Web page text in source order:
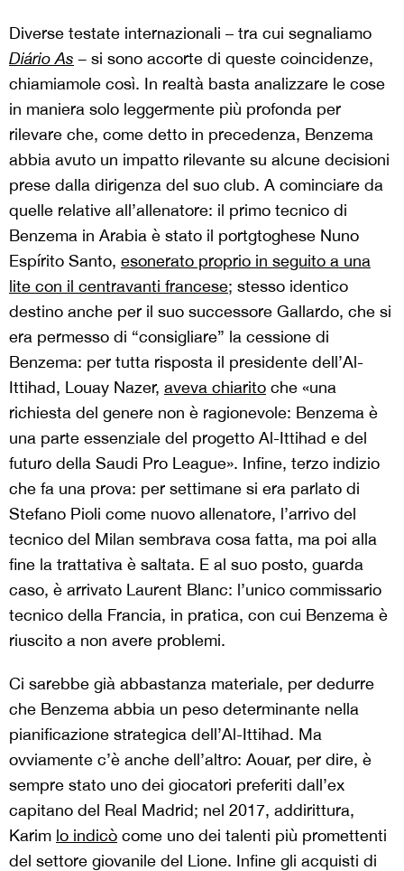
Diverse testate internazionali – tra cui segnaliamo
Diário As – si sono accorte di queste coincidenze,
chiamiamole così. In realtà basta analizzare le cose
in maniera solo leggermente più profonda per
rilevare che, come detto in precedenza, Benzema
abbia avuto un impatto rilevante su alcune decisioni
prese dalla dirigenza del suo club. A cominciare da
quelle relative all’allenatore: il primo tecnico di
Benzema in Arabia è stato il portgtoghese Nuno
Espírito Santo, esonerato proprio in seguito a una
lite con il centravanti francese; stesso identico
destino anche per il suo successore Gallardo, che si
era permesso di “consigliare” la cessione di
Benzema: per tutta risposta il presidente dell’Al-
Ittihad, Louay Nazer, aveva chiarito che «una
richiesta del genere non è ragionevole: Benzema è
una parte essenziale del progetto Al-Ittihad e del
futuro della Saudi Pro League». Infine, terzo indizio
che fa una prova: per settimane si era parlato di
Stefano Pioli come nuovo allenatore, l’arrivo del
tecnico del Milan sembrava cosa fatta, ma poi alla
fine la trattativa è saltata. E al suo posto, guarda
caso, è arrivato Laurent Blanc: l’unico commissario
tecnico della Francia, in pratica, con cui Benzema è
riuscito a non avere problemi.
Ci sarebbe già abbastanza materiale, per dedurre
che Benzema abbia un peso determinante nella
pianificazione strategica dell’Al-Ittihad. Ma
ovviamente c’è anche dell’altro: Aouar, per dire, è
sempre stato uno dei giocatori preferiti dall’ex
capitano del Real Madrid; nel 2017, addirittura,
Karim lo indicò come uno dei talenti più promettenti
del settore giovanile del Lione. Infine gli acquisti di